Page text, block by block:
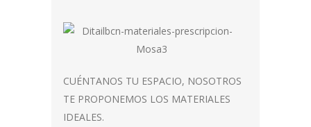
CUÉNTANOS TU ESPACIO, NOSOTROS
TE PROPONEMOS LOS MATERIALES
IDEALES.